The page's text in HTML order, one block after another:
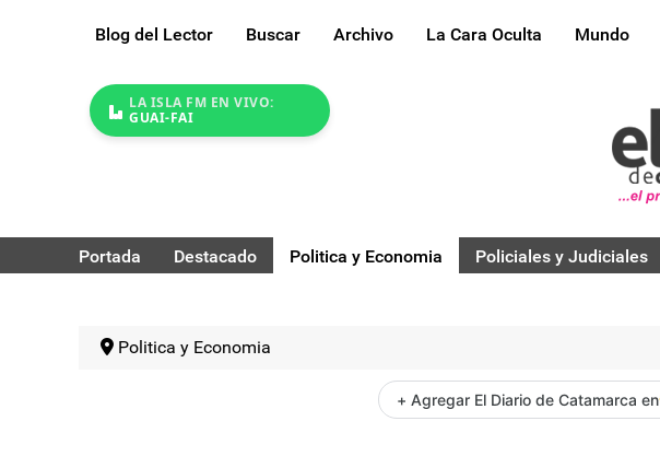
Blog del Lector Buscar Archivo La Cara Oculta Mundo
LA ISLA FM EN VIVO:
GUAI-FAI
Portada Destacado Politica y Economia Policiales y Judiciales
Politica y Economia
+ Agregar El Diario de Catamarca en